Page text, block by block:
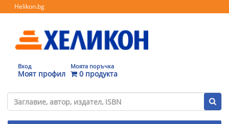
Helikon.bg
Вход
Моят профил
Моята поръчка
0 продукта